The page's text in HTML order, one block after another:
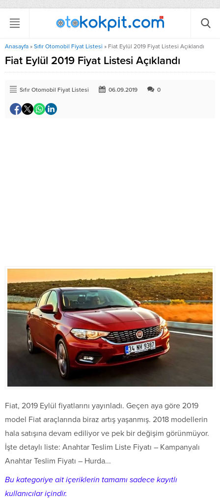
Anasayfa » Sıfır Otomobil Fiyat Listesi » Fiat Eylül 2019 Fiyat Listesi Açıklandı
Fiat Eylül 2019 Fiyat Listesi Açıklandı
Sıfır Otomobil Fiyat Listesi 06.09.2019 0
Fiat, 2019 Eylül fiyatlarını yayınladı. Geçen aya göre 2019
model Fiat araçlarında biraz artış yaşanmış. 2018 modellerin
hala satışına devam ediliyor ve pek bir değişim görünmüyor.
İşte detaylı liste: Anahtar Teslim Liste Fiyatı – Kampanyalı
Anahtar Teslim Fiyatı – Hurda...
Bu kategoriye ait içeriklerin tamamı sadece kayıtlı
kullanıcılar içindir.